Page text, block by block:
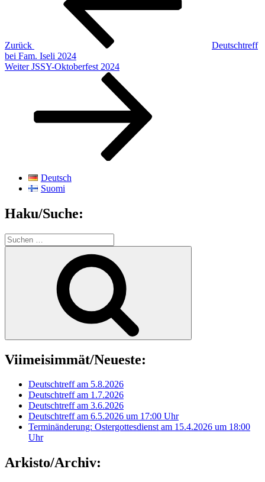
Zurück
Deutschtreff
bei Fam. Iseli 2024
Nächster
Weiter JSSY-Oktoberfest 2024
Deutsch
Suomi
Haku/Suche:
Suchen
nach:
Viimeisimmät/Neueste:
Deutschtreff am 5.8.2026
Deutschtreff am 1.7.2026
Deutschtreff am 3.6.2026
Deutschtreff am 6.5.2026 um 17:00 Uhr
Terminänderung: Ostergottesdienst am 15.4.2026 um 18:00
Uhr
Arkisto/Archiv: